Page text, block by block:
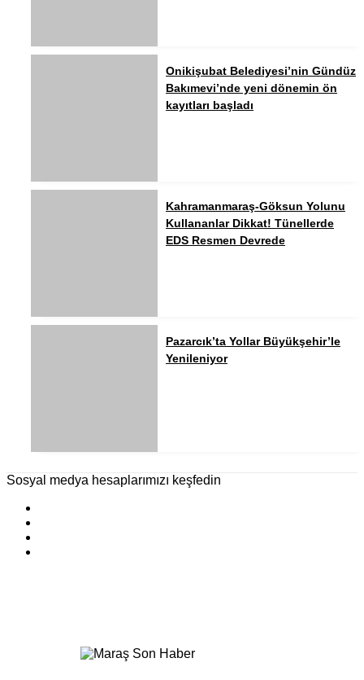
Onikişubat Belediyesi’nin Gündüz
Bakımevi’nde yeni dönemin ön
kayıtları başladı
Kahramanmaraş-Göksun Yolunu
Kullananlar Dikkat! Tünellerde
EDS Resmen Devrede
Pazarcık’ta Yollar Büyükşehir’le
Yenileniyor
Sosyal medya hesaplarımızı keşfedin